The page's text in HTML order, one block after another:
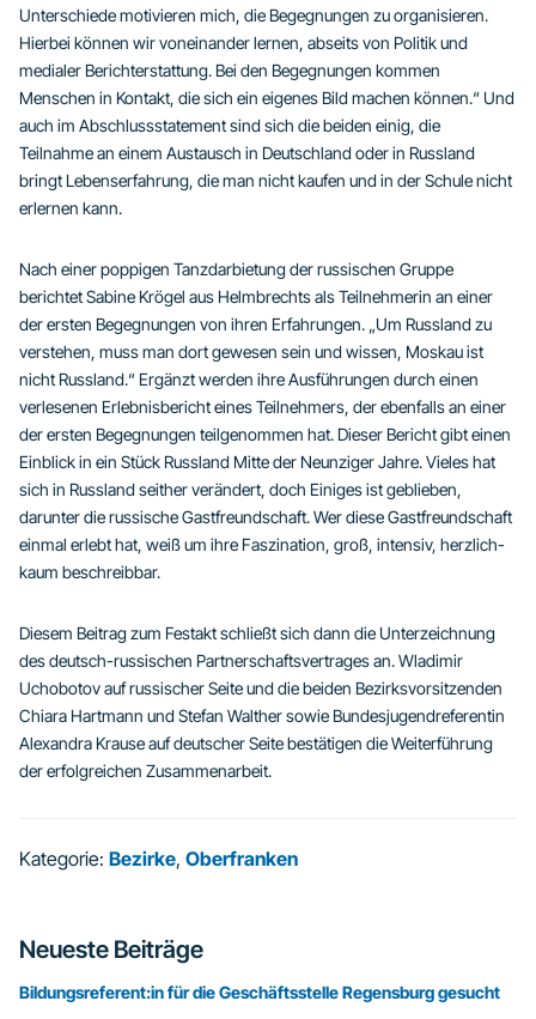
Unterschiede motivieren mich, die Begegnungen zu organisieren.
Hierbei können wir voneinander lernen, abseits von Politik und
medialer Berichterstattung. Bei den Begegnungen kommen
Menschen in Kontakt, die sich ein eigenes Bild machen können.“ Und
auch im Abschlussstatement sind sich die beiden einig, die
Teilnahme an einem Austausch in Deutschland oder in Russland
bringt Lebenserfahrung, die man nicht kaufen und in der Schule nicht
erlernen kann.
Nach einer poppigen Tanzdarbietung der russischen Gruppe
berichtet Sabine Krögel aus Helmbrechts als Teilnehmerin an einer
der ersten Begegnungen von ihren Erfahrungen. „Um Russland zu
verstehen, muss man dort gewesen sein und wissen, Moskau ist
nicht Russland.“ Ergänzt werden ihre Ausführungen durch einen
verlesenen Erlebnisbericht eines Teilnehmers, der ebenfalls an einer
der ersten Begegnungen teilgenommen hat. Dieser Bericht gibt einen
Einblick in ein Stück Russland Mitte der Neunziger Jahre. Vieles hat
sich in Russland seither verändert, doch Einiges ist geblieben,
darunter die russische Gastfreundschaft. Wer diese Gastfreundschaft
einmal erlebt hat, weiß um ihre Faszination, groß, intensiv, herzlich-
kaum beschreibbar.
Diesem Beitrag zum Festakt schließt sich dann die Unterzeichnung
des deutsch-russischen Partnerschaftsvertrages an. Wladimir
Uchobotov auf russischer Seite und die beiden Bezirksvorsitzenden
Chiara Hartmann und Stefan Walther sowie Bundesjugendreferentin
Alexandra Krause auf deutscher Seite bestätigen die Weiterführung
der erfolgreichen Zusammenarbeit.
Kategorie: Bezirke, Oberfranken
Seitenspalte
Neueste Beiträge
Bildungsreferent:in für die Geschäftsstelle Regensburg gesucht